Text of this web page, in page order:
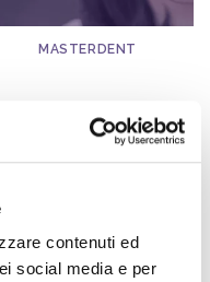
contenuti ed
social media e per
MASTERDENT